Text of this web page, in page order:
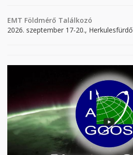
EMT Földmérő Találkozó
2026. szeptember 17-20., Herkulesfürdő